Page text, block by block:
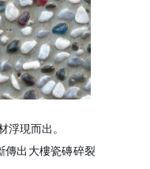
浮現而出。
傳出大樓瓷磚碎裂